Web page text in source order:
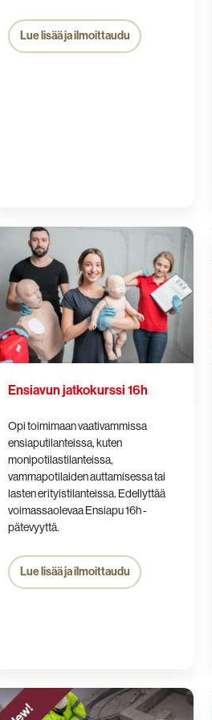
Lue lisää ja ilmoittaudu
Ensiavun jatkokurssi 16h
Opi toimimaan vaativammissa
ensiaputilanteissa, kuten
monipotilastilanteissa,
vammapotilaiden auttamisessa tai
lasten erityistilanteissa. Edellyttää
voimassaolevaa Ensiapu 16h -
pätevyyttä.
Lue lisää ja ilmoittaudu